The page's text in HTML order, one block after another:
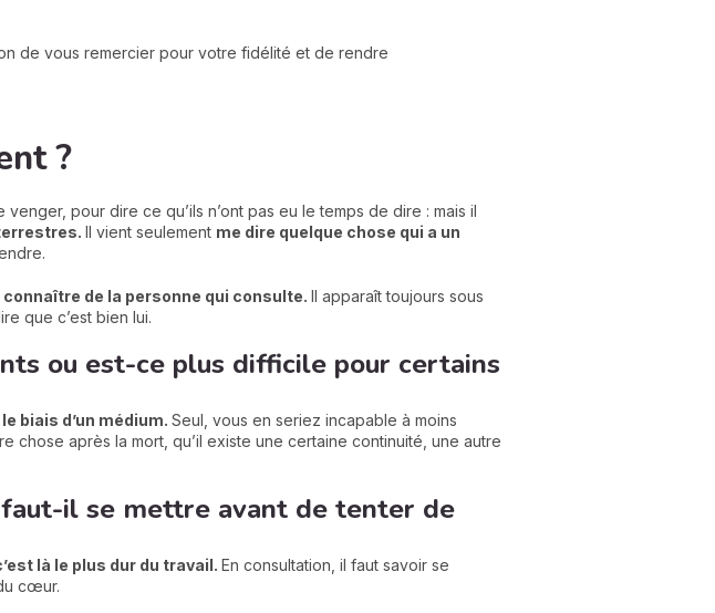
de vous remercier pour votre fidélité et de rendre
?
pour dire ce qu’ils n’ont pas eu le temps de dire : mais il
Il vient seulement me dire quelque chose qui a un
de la personne qui consulte. Il apparaît toujours sous
que c’est bien lui.
ou est-ce plus difficile pour certains
biais d’un médium. Seul, vous en seriez incapable à moins
chose après la mort, qu’il existe une certaine continuité, une autre
il se mettre avant de tenter de
là le plus dur du travail. En consultation, il faut savoir se
cœur.